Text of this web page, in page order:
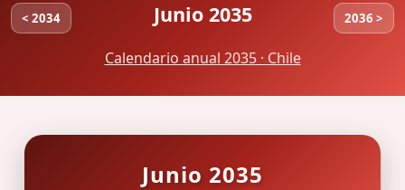
< 2034 Junio 2035 2036 >
Calendario anual 2035 · Chile
Junio 2035